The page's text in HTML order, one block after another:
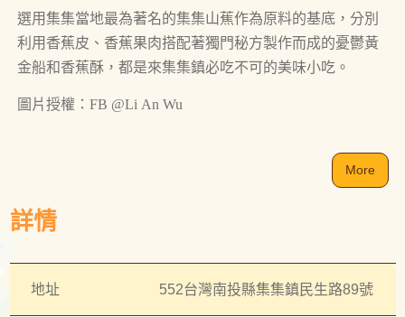
選用集集當地最為著名的集集山蕉作為原料的基底，分別
利用香蕉皮、香蕉果肉搭配著獨門秘方製作而成的憂鬱黃
金船和香蕉酥，都是來集集鎮必吃不可的美味小吃。
圖片授權：FB @Li An Wu
More
詳情
地址 552台灣南投縣集集鎮民生路89號